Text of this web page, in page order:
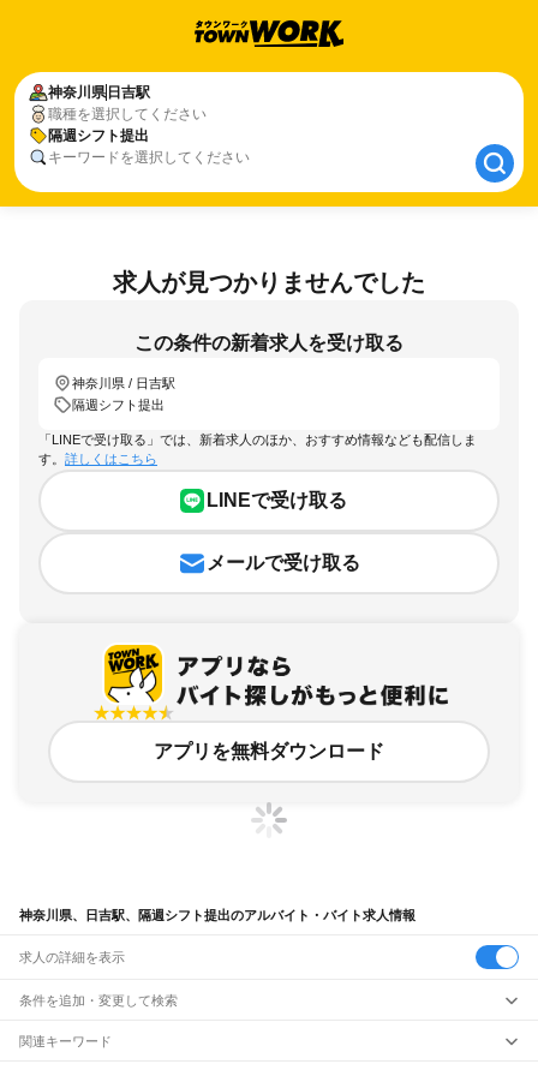
神奈川県 日吉駅
職種を選択してください
隔週シフト提出
キーワードを選択してください
神奈川県 日吉駅
隔週シフト提出
求人が見つかりませんでした
この条件の新着求人を受け取る
神奈川県 / 日吉駅
隔週シフト提出
「LINEで受け取る」では、新着求人のほか、おすすめ情報なども配信しま
す。 詳しくはこちら
LINEで受け取る
メールで受け取る
アプリを無料ダウンロード
神奈川県、日吉駅、隔週シフト提出のアルバイト・バイト求人情報
求人の詳細を表示
条件を追加・変更して検索
市区町村を追加・変更
関連キーワード